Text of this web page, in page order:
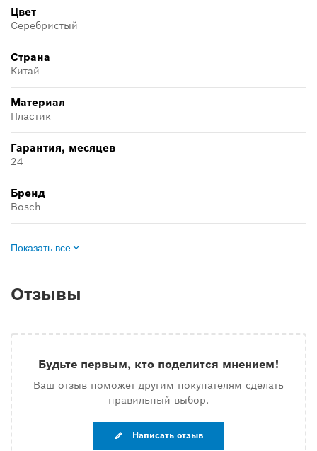
Цвет
Серебристый
Страна
Китай
Материал
Пластик
Гарантия, месяцев
24
Бренд
Bosch
Показать все
Отзывы
Будьте первым, кто поделится мнением!
Ваш отзыв поможет другим покупателям сделать
правильный выбор.
Написать отзыв